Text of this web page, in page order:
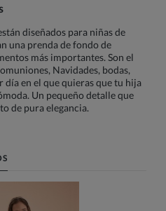
diseñados para niñas de
una prenda de fondo de
más importantes. Son el
Navidades, bodas,
en el que quieras que tu hija
Un pequeño detalle que
de pura elegancia.